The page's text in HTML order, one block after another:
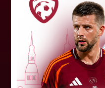
Jūlijā par
atzīta Keita
Par "LuckyBet"
labāko spēlētāju
Keita Zviedre.